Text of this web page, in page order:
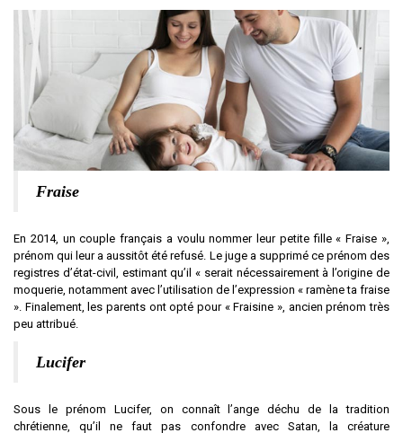
Fraise
En 2014, un couple français a voulu nommer leur petite fille « Fraise »,
prénom qui leur a aussitôt été refusé. Le juge a supprimé ce prénom des
registres d’état-civil, estimant qu’il « serait nécessairement à l’origine de
moquerie, notamment avec l’utilisation de l’expression « ramène ta fraise
». Finalement, les parents ont opté pour « Fraisine », ancien prénom très
peu attribué.
Lucifer
Sous le prénom Lucifer, on connaît l’ange déchu de la tradition
chrétienne, qu’il ne faut pas confondre avec Satan, la créature